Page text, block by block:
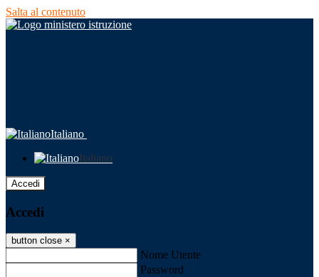
Salta al contenuto
Italiano
Italiano
Accedi
Accedi
button close ×
Nome Utente
Password